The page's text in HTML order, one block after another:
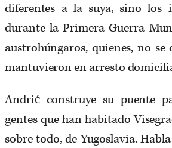
diferentes a la suya, sino los
durante la Primera Guerra
austrohúngaros, quienes, no
mantuvieron en arresto
Andrić construye su puente
gentes que han habitado
sobre todo, de Yugoslavia.